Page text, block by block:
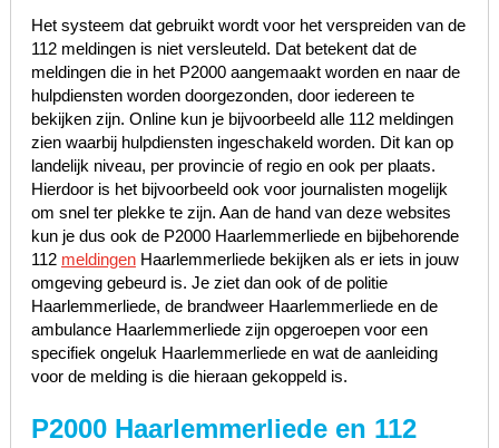
Het systeem dat gebruikt wordt voor het verspreiden van de
112 meldingen is niet versleuteld. Dat betekent dat de
meldingen die in het P2000 aangemaakt worden en naar de
hulpdiensten worden doorgezonden, door iedereen te
bekijken zijn. Online kun je bijvoorbeeld alle 112 meldingen
zien waarbij hulpdiensten ingeschakeld worden. Dit kan op
landelijk niveau, per provincie of regio en ook per plaats.
Hierdoor is het bijvoorbeeld ook voor journalisten mogelijk
om snel ter plekke te zijn. Aan de hand van deze websites
kun je dus ook de P2000 Haarlemmerliede en bijbehorende
112 meldingenHaarlemmerliede bekijken als er iets in jouw
omgeving gebeurd is. Je ziet dan ook of de politie
Haarlemmerliede, de brandweer Haarlemmerliede en de
ambulance Haarlemmerliede zijn opgeroepen voor een
specifiek ongeluk Haarlemmerliede en wat de aanleiding
voor de melding is die hieraan gekoppeld is.
P2000 Haarlemmerliede en 112